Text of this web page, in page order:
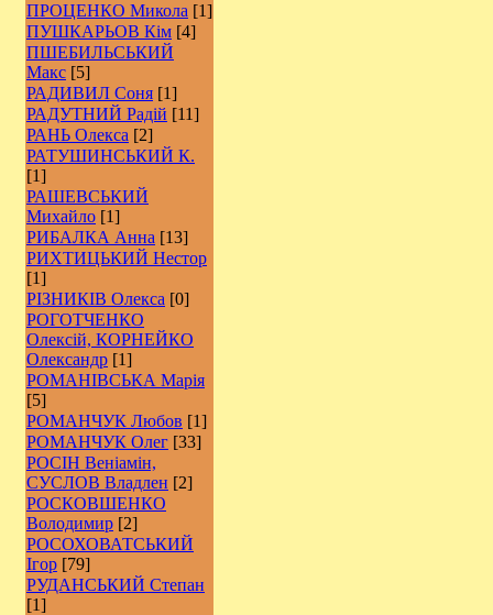
ПРОЦЕНКО Микола [1]
ПУШКАРЬОВ Кім [4]
ПШЕБИЛЬСЬКИЙ
Макс [5]
РАДИВИЛ Соня [1]
РАДУТНИЙ Радій [11]
РАНЬ Олекса [2]
РАТУШИНСЬКИЙ К.
[1]
РАШЕВСЬКИЙ
Михайло [1]
РИБАЛКА Анна [13]
РИХТИЦЬКИЙ Нестор
[1]
РІЗНИКІВ Олекса [0]
РОГОТЧЕНКО
Олексій, КОРНЕЙКО
Олександр [1]
РОМАНІВСЬКА Марія
[5]
РОМАНЧУК Любов [1]
РОМАНЧУК Олег [33]
РОСІН Веніамін,
СУСЛОВ Владлен [2]
РОCКОВШЕНКО
Володимир [2]
РОСОХОВАТСЬКИЙ
Ігор [79]
РУДАНСЬКИЙ Степан
[1]